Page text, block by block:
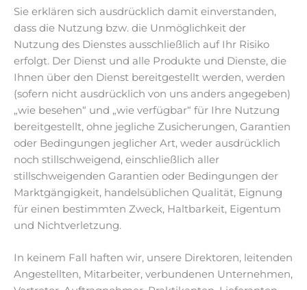
Sie erklären sich ausdrücklich damit einverstanden,
dass die Nutzung bzw. die Unmöglichkeit der
Nutzung des Dienstes ausschließlich auf Ihr Risiko
erfolgt. Der Dienst und alle Produkte und Dienste, die
Ihnen über den Dienst bereitgestellt werden, werden
(sofern nicht ausdrücklich von uns anders angegeben)
„wie besehen“ und „wie verfügbar“ für Ihre Nutzung
bereitgestellt, ohne jegliche Zusicherungen, Garantien
oder Bedingungen jeglicher Art, weder ausdrücklich
noch stillschweigend, einschließlich aller
stillschweigenden Garantien oder Bedingungen der
Marktgängigkeit, handelsüblichen Qualität, Eignung
für einen bestimmten Zweck, Haltbarkeit, Eigentum
und Nichtverletzung.
In keinem Fall haften wir, unsere Direktoren, leitenden
Angestellten, Mitarbeiter, verbundenen Unternehmen,